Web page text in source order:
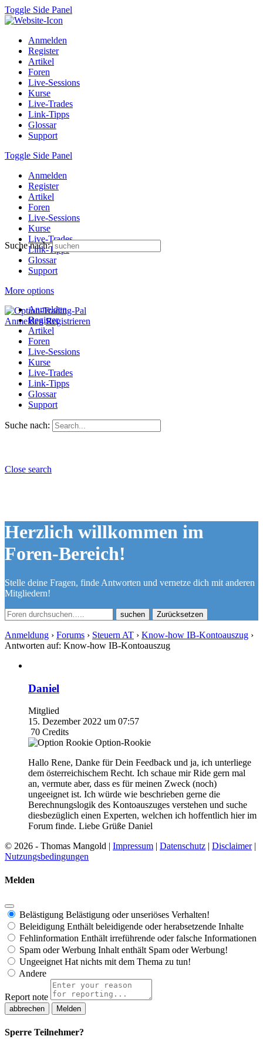
Toggle Side Panel
Anmelden
Register
Artikel
Foren
Live-Sessions
Kurse
Live-Trades
Link-Tipps
Glossar
Support
Toggle Side Panel
Anmelden
Register
Artikel
Foren
Live-Sessions
Kurse
Live-Trades
Link-Tipps
Glossar
Support
More options
Anmelden Registrieren
Suche nach:
Anmelden
Register
Artikel
Foren
Live-Sessions
Kurse
Live-Trades
Link-Tipps
Glossar
Support
Suche nach:
Close search
Herzlich willkommen im
Foren-Bereich!
Stelle deine Fragen, finde Antworten und vernetze dich mit anderen
Mitgliedern!
Zurücksetzen
Anmeldung › Forums › Steuern AT › Know-how IB-Kontoauszug ›
Antworten auf: Know-how IB-Kontoauszug
Daniel
Mitglied
15. Dezember 2022 um 07:57
70 Credits
Option-Rookie
Hallo Rene, Danke für Dein Feedback und ja, ich unterliege
dem österreichischem Recht. Ich schaue mir Ride gern mal
an, vermute aber, dass es für meinen Zweck (noch)
ungeeignet ist. Ich würde wie beschrieben gerne die
Berechnungslogik des Kontoauszuges verstehen und suche
diesbezüglich einen Experten, welchen ich hoffentlich hier im
Forum finde. Liebe Grüße Daniel
© 2026 - Thomas Mangold | Impressum | Datenschutz | Disclaimer|
Nutzungsbedingungen
Melden
Belästigung Belästigung oder unseriöses Verhalten!
Beleidigung Enthält beleidigende oder herabsetzende Inhalte
Fehlinformation Enthält irreführende oder falsche Informationen
Spam oder Werbung Inhalt enthält Spam oder Werbung!
Ungeeignet Hat nichts mit dem Thema zu tun!
Andere
Report note
Melden
Sperre Teilnehmer?